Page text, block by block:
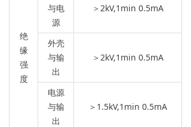
绝
缘
强
度
与电
源
＞2kV,1min 0.5mA
外壳
与输
出
＞2kV,1min 0.5mA
电源
与输
出
＞1.5kV,1min 0.5mA